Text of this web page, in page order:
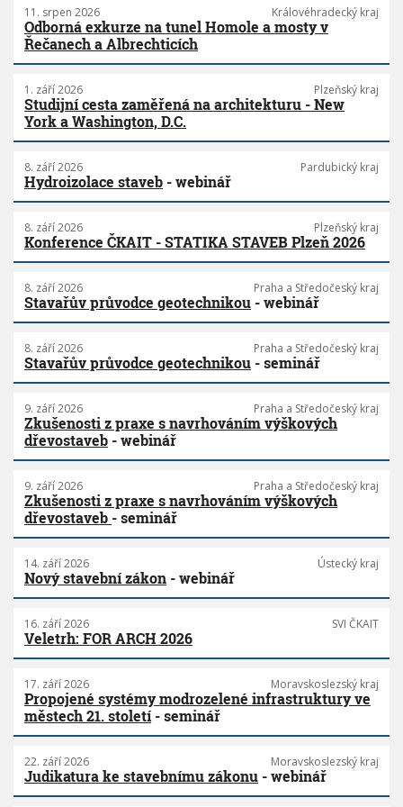
11. srpen 2026 Královéhradecký kraj
Odborná exkurze na tunel Homole a mosty v
Řečanech a Albrechticích
1. září 2026 Plzeňský kraj
Studijní cesta zaměřená na architekturu - New
York a Washington, D.C.
8. září 2026 Pardubický kraj
Hydroizolace staveb - webinář
8. září 2026 Plzeňský kraj
Konference ČKAIT - STATIKA STAVEB Plzeň 2026
8. září 2026 Praha a Středočeský kraj
Stavařův průvodce geotechnikou - webinář
8. září 2026 Praha a Středočeský kraj
Stavařův průvodce geotechnikou - seminář
9. září 2026 Praha a Středočeský kraj
Zkušenosti z praxe s navrhováním výškových
dřevostaveb - webinář
9. září 2026 Praha a Středočeský kraj
Zkušenosti z praxe s navrhováním výškových
dřevostaveb - seminář
14. září 2026 Ústecký kraj
Nový stavební zákon - webinář
16. září 2026 SVI ČKAIT
Veletrh: FOR ARCH 2026
17. září 2026 Moravskoslezský kraj
Propojené systémy modrozelené infrastruktury ve
městech 21. století- seminář
22. září 2026 Moravskoslezský kraj
Judikatura ke stavebnímu zákonu - webinář